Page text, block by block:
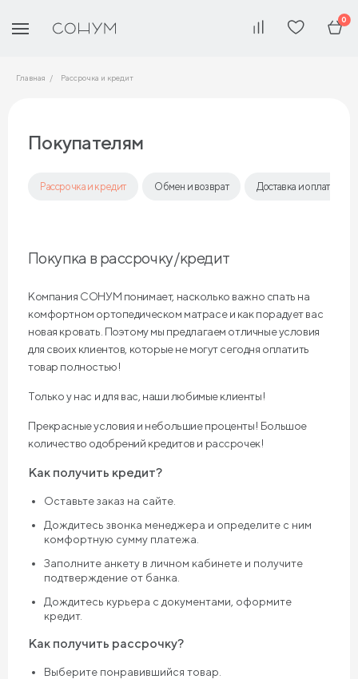
0
Главная Рассрочка и кредит
Покупателям
Рассрочка и кредит Обмен и возврат Доставка и оплата
Покупка в рассрочку/кредит
Компания СОНУМ понимает, насколько важно спать на
комфортном ортопедическом матрасе и как порадует вас
новая кровать. Поэтому мы предлагаем отличные условия
для своих клиентов, которые не могут сегодня оплатить
товар полностью!
Только у нас и для вас, наши любимые клиенты!
Прекрасные условия и небольшие проценты! Большое
количество одобрений кредитов и рассрочек!
Как получить кредит?
Оставьте заказ на сайте.
Дождитесь звонка менеджера и определите с ним
комфортную сумму платежа.
Заполните анкету в личном кабинете и получите
подтверждение от банка.
Дождитесь курьера с документами, оформите
кредит.
Как получить рассрочку?
Выберите понравившийся товар.